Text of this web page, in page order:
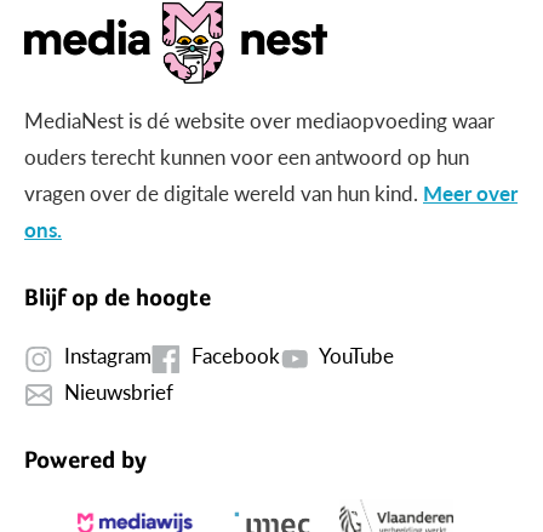
MediaNest is dé website over mediaopvoeding waar
ouders terecht kunnen voor een antwoord op hun
vragen over de digitale wereld van hun kind. Meer over
ons.
Blijf op de hoogte
Instagram Facebook
YouTube
Nieuwsbrief
Powered by